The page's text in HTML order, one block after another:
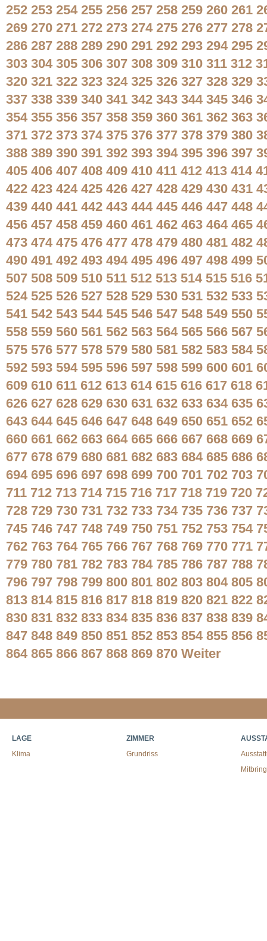
252 253 254 255 256 257 258 259 260 261
269 270 271 272 273 274 275 276 277 278
286 287 288 289 290 291 292 293 294 295
303 304 305 306 307 308 309 310 311 312
320 321 322 323 324 325 326 327 328 329
337 338 339 340 341 342 343 344 345 346
354 355 356 357 358 359 360 361 362 363
371 372 373 374 375 376 377 378 379 380
388 389 390 391 392 393 394 395 396 397
405 406 407 408 409 410 411 412 413 414
422 423 424 425 426 427 428 429 430 431
439 440 441 442 443 444 445 446 447 448
456 457 458 459 460 461 462 463 464 465
473 474 475 476 477 478 479 480 481 482
490 491 492 493 494 495 496 497 498 499
507 508 509 510 511 512 513 514 515 516
524 525 526 527 528 529 530 531 532 533
541 542 543 544 545 546 547 548 549 550
558 559 560 561 562 563 564 565 566 567
575 576 577 578 579 580 581 582 583 584
592 593 594 595 596 597 598 599 600 601
609 610 611 612 613 614 615 616 617 618
626 627 628 629 630 631 632 633 634 635
643 644 645 646 647 648 649 650 651 652
660 661 662 663 664 665 666 667 668 669
677 678 679 680 681 682 683 684 685 686
694 695 696 697 698 699 700 701 702 703
711 712 713 714 715 716 717 718 719 720
728 729 730 731 732 733 734 735 736 737
745 746 747 748 749 750 751 752 753 754
762 763 764 765 766 767 768 769 770 771
779 780 781 782 783 784 785 786 787 788
796 797 798 799 800 801 802 803 804 805
813 814 815 816 817 818 819 820 821 822
830 831 832 833 834 835 836 837 838 839
847 848 849 850 851 852 853 854 855 856
864 865 866 867 868 869 870 Weiter
LAGE
Klima
ZIMMER
Grundriss